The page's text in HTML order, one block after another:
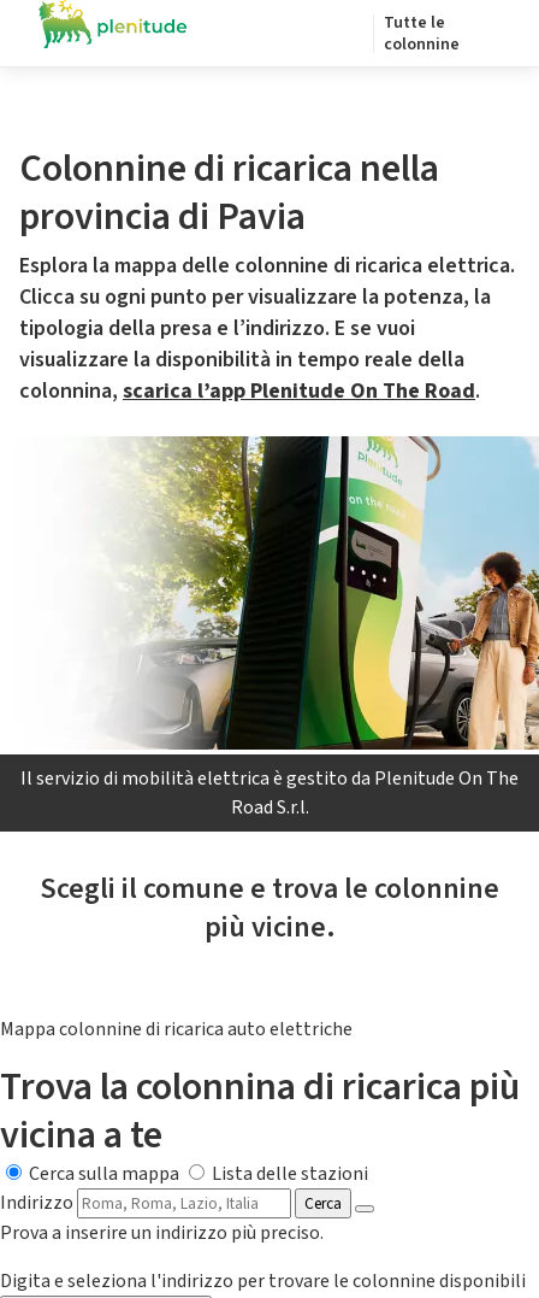
Tutte le
colonnine
Colonnine di ricarica nella
provincia di Pavia
Esplora la mappa delle colonnine di ricarica elettrica.
Clicca su ogni punto per visualizzare la potenza, la
tipologia della presa e l’indirizzo. E se vuoi
visualizzare la disponibilità in tempo reale della
colonnina, scarica l’app Plenitude On The Road.
Il servizio di mobilità elettrica è gestito da Plenitude On The
Road S.r.l.
Scegli il comune e trova le colonnine
più vicine.
Mappa colonnine di ricarica auto elettriche
Trova la colonnina di ricarica più
vicina a te
Cerca sulla mappa
Lista delle stazioni
Indirizzo
Cerca
Prova a inserire un indirizzo più preciso.
Digita e seleziona l'indirizzo per trovare le colonnine disponibili